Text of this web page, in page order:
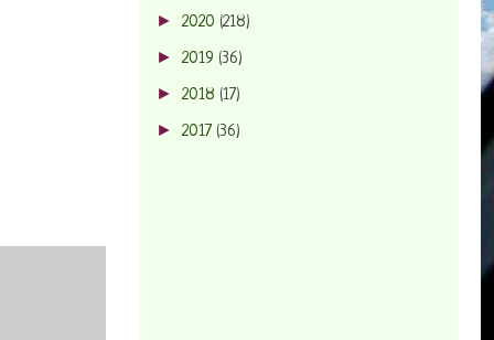
► 2020 (218)
► 2019 (36)
► 2018 (17)
► 2017 (36)